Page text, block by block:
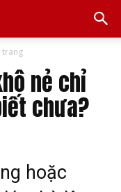
trang
nẻ chỉ
chưa?
hoặc